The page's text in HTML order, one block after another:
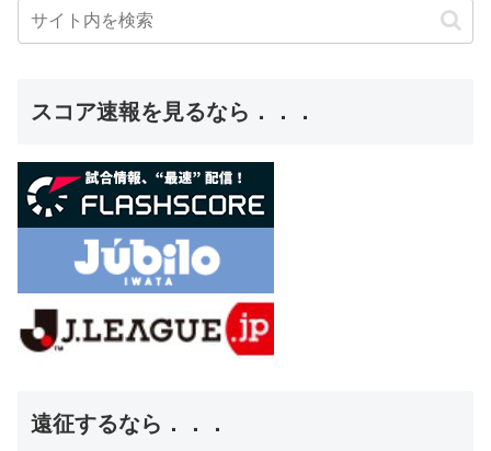
スコア速報を見るなら．．．
遠征するなら．．．